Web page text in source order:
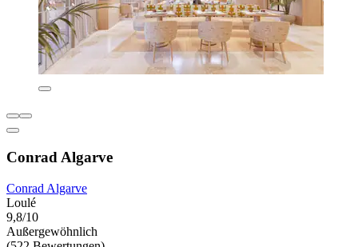
Conrad Algarve
Conrad Algarve
Loulé
9,8/10
Außergewöhnlich